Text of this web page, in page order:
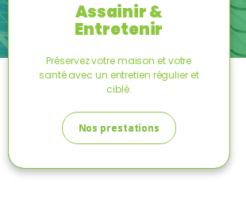
Assainir &
Entretenir
Préservez votre maison et votre
santé avec un entretien régulier et
ciblé.
Nos prestations